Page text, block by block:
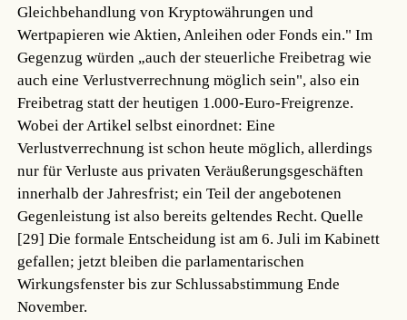
Gleichbehandlung von Kryptowährungen und
Wertpapieren wie Aktien, Anleihen oder Fonds ein." Im
Gegenzug würden „auch der steuerliche Freibetrag wie
auch eine Verlustverrechnung möglich sein", also ein
Freibetrag statt der heutigen 1.000-Euro-Freigrenze.
Wobei der Artikel selbst einordnet: Eine
Verlustverrechnung ist schon heute möglich, allerdings
nur für Verluste aus privaten Veräußerungsgeschäften
innerhalb der Jahresfrist; ein Teil der angebotenen
Gegenleistung ist also bereits geltendes Recht.Quelle
[29] Die formale Entscheidung ist am 6. Juli im Kabinett
gefallen; jetzt bleiben die parlamentarischen
Wirkungsfenster bis zur Schlussabstimmung Ende
November.